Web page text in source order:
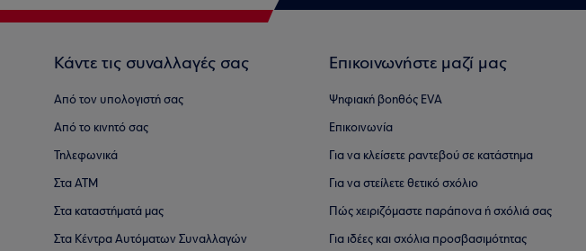
Κάντε τις συναλλαγές σας
Από τον υπολογιστή σας
Από το κινητό σας
Τηλεφωνικά
Στα ΑΤΜ
Στα καταστήματά μας
Στα Κέντρα Αυτόματων Συναλλαγών
Επικοινωνήστε μαζί μας
Ψηφιακή βοηθός EVA
Επικοινωνία
Για να κλείσετε ραντεβού σε κατάστημα
Για να στείλετε θετικό σχόλιο
Πώς χειριζόμαστε παράπονα ή σχόλιά σας
Για ιδέες και σχόλια προσβασιμότητας